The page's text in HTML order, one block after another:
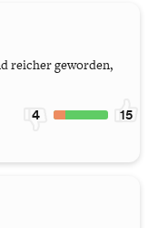
reicher geworden,
4 15